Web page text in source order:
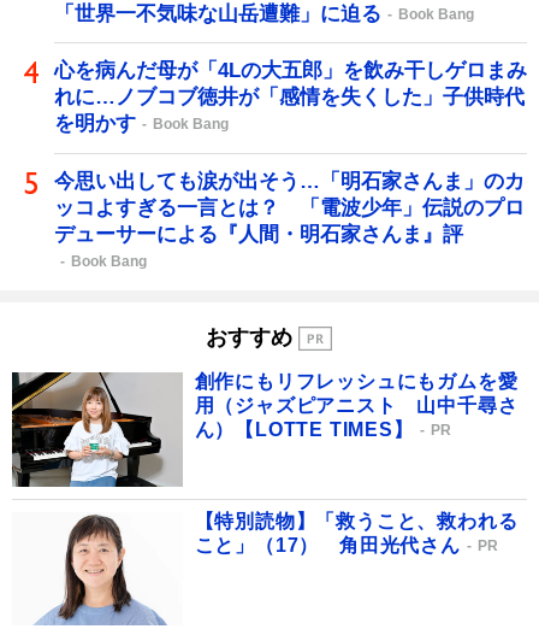
「世界一不気味な山岳遭難」に迫る
Book Bang
心を病んだ母が「4Lの大五郎」を飲み干しゲロまみ
れに…ノブコブ徳井が「感情を失くした」子供時代
を明かす
Book Bang
今思い出しても涙が出そう…「明石家さんま」のカ
ッコよすぎる一言とは？ 「電波少年」伝説のプロ
デューサーによる『人間・明石家さんま』評
Book Bang
おすすめ
創作にもリフレッシュにもガムを愛
用（ジャズピアニスト 山中千尋さ
ん）【LOTTE TIMES】
PR
【特別読物】「救うこと、救われる
こと」（17） 角田光代さん
PR